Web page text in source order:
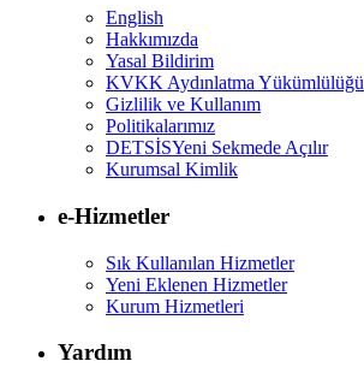
English
Hakkımızda
Yasal Bildirim
KVKK Aydınlatma Yükümlülüğü
Gizlilik ve Kullanım
Politikalarımız
DETSİSYeni Sekmede Açılır
Kurumsal Kimlik
e-Hizmetler
Sık Kullanılan Hizmetler
Yeni Eklenen Hizmetler
Kurum Hizmetleri
Yardım